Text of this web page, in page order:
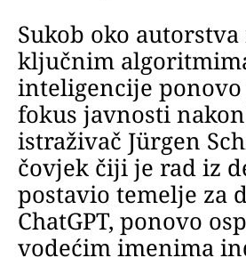
Sukob oko
ključnim
inteligencije
fokus javnosti
istraživač Jürgen
čovjek čiji je rad iz
postavio temelje za
ChatGPT, ponovo
vodećim imenima